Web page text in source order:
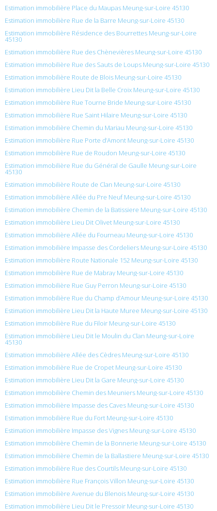
Estimation immobilière Place du Maupas Meung-sur-Loire 45130
Estimation immobilière Rue de la Barre Meung-sur-Loire 45130
Estimation immobilière Résidence des Bourrettes Meung-sur-Loire
45130
Estimation immobilière Rue des Chènevières Meung-sur-Loire 45130
Estimation immobilière Rue des Sauts de Loups Meung-sur-Loire 45130
Estimation immobilière Route de Blois Meung-sur-Loire 45130
Estimation immobilière Lieu Dit la Belle Croix Meung-sur-Loire 45130
Estimation immobilière Rue Tourne Bride Meung-sur-Loire 45130
Estimation immobilière Rue Saint Hilaire Meung-sur-Loire 45130
Estimation immobilière Chemin du Mariau Meung-sur-Loire 45130
Estimation immobilière Rue Porte d’Amont Meung-sur-Loire 45130
Estimation immobilière Rue de Roudon Meung-sur-Loire 45130
Estimation immobilière Rue du Général de Gaulle Meung-sur-Loire
45130
Estimation immobilière Route de Clan Meung-sur-Loire 45130
Estimation immobilière Allée du Pre Neuf Meung-sur-Loire 45130
Estimation immobilière Chemin de la Batissiere Meung-sur-Loire 45130
Estimation immobilière Lieu Dit Olivet Meung-sur-Loire 45130
Estimation immobilière Allée du Fourneau Meung-sur-Loire 45130
Estimation immobilière Impasse des Cordeliers Meung-sur-Loire 45130
Estimation immobilière Route Nationale 152 Meung-sur-Loire 45130
Estimation immobilière Rue de Mabray Meung-sur-Loire 45130
Estimation immobilière Rue Guy Perron Meung-sur-Loire 45130
Estimation immobilière Rue du Champ d’Amour Meung-sur-Loire 45130
Estimation immobilière Lieu Dit la Haute Muree Meung-sur-Loire 45130
Estimation immobilière Rue du Filoir Meung-sur-Loire 45130
Estimation immobilière Lieu Dit le Moulin du Clan Meung-sur-Loire
45130
Estimation immobilière Allée des Cèdres Meung-sur-Loire 45130
Estimation immobilière Rue de Cropet Meung-sur-Loire 45130
Estimation immobilière Lieu Dit la Gare Meung-sur-Loire 45130
Estimation immobilière Chemin des Meuniers Meung-sur-Loire 45130
Estimation immobilière Impasse des Caves Meung-sur-Loire 45130
Estimation immobilière Rue du Fort Meung-sur-Loire 45130
Estimation immobilière Impasse des Vignes Meung-sur-Loire 45130
Estimation immobilière Chemin de la Bonnerie Meung-sur-Loire 45130
Estimation immobilière Chemin de la Ballastiere Meung-sur-Loire 45130
Estimation immobilière Rue des Courtils Meung-sur-Loire 45130
Estimation immobilière Rue François Villon Meung-sur-Loire 45130
Estimation immobilière Avenue du Blenois Meung-sur-Loire 45130
Estimation immobilière Lieu Dit le Pressoir Meung-sur-Loire 45130